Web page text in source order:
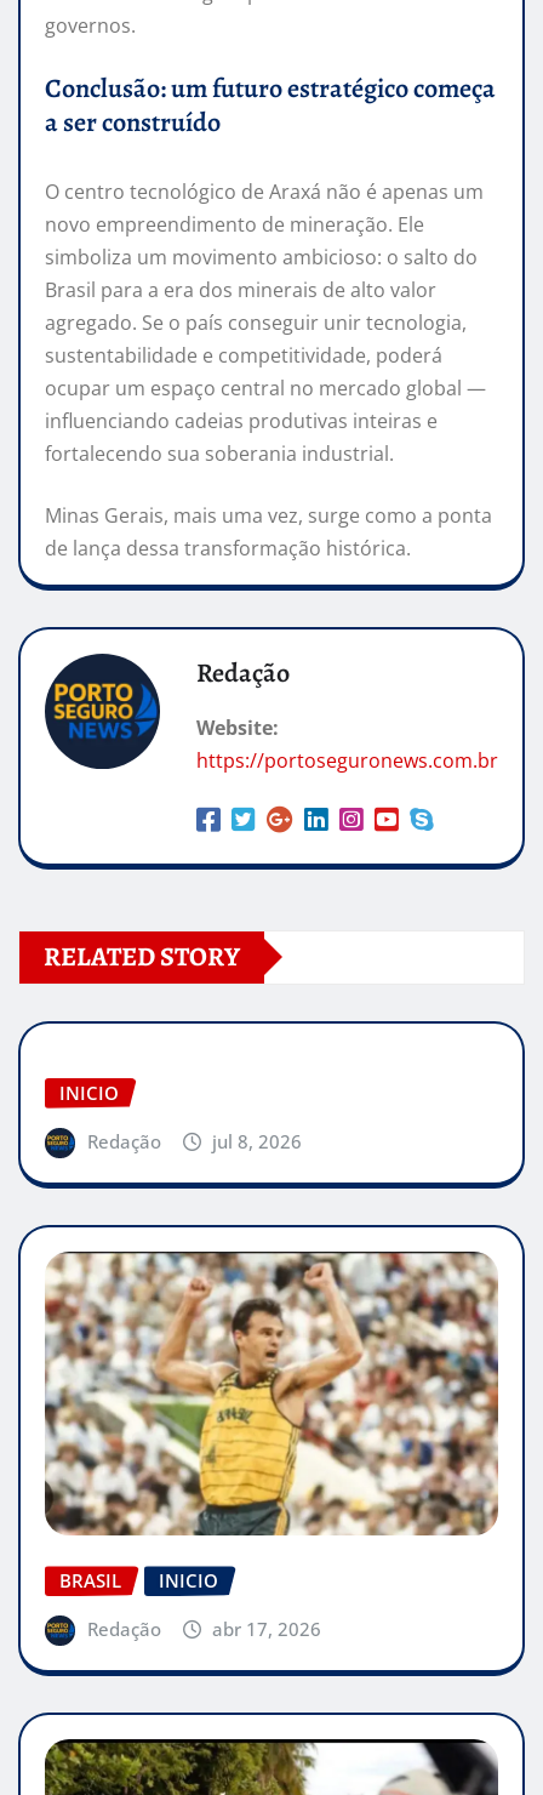
governos.
Conclusão: um futuro estratégico começa
a ser construído
O centro tecnológico de Araxá não é apenas um
novo empreendimento de mineração. Ele
simboliza um movimento ambicioso: o salto do
Brasil para a era dos minerais de alto valor
agregado. Se o país conseguir unir tecnologia,
sustentabilidade e competitividade, poderá
ocupar um espaço central no mercado global —
influenciando cadeias produtivas inteiras e
fortalecendo sua soberania industrial.
Minas Gerais, mais uma vez, surge como a ponta
de lança dessa transformação histórica.
Redação
Website:
https://portoseguronews.com.br
RELATED STORY
INICIO
Redação
jul 8, 2026
BRASIL
INICIO
Redação
abr 17, 2026